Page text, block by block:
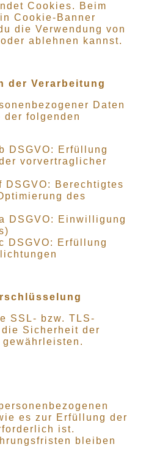
Cookies. Beim
Cookie-Banner
die Verwendung von
ablehnen kannst.
der Verarbeitung
Daten
der folgenden
DSGVO: Erfüllung
vorvertraglicher
Berechtigtes
des
DSGVO: Einwilligung
DSGVO: Erfüllung
SSL- bzw. TLS-
Sicherheit der
gewährleisten.
es zur Erfüllung der
ist.
bleiben